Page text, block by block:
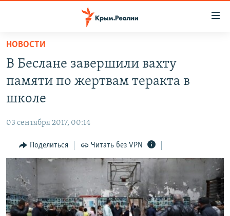
Вернуться
основному
содержанию
главной
навигации
Вернутся
11 ЛЕТ ОККУПАЦИИ КРЫМА. 11 ИСТОРИЙ СОПРОТИВЛЕНИЯ
ЕЩЕ
ИНТЕРАКТИВ
ИНФОГРАФИКА
ТЕЛЕПРОЕКТ КРЫМ.РЕАЛИИ
СОВЕТЫ ПРАВОЗАЩИТНИКОВ
РАДІО СВОБОДА
КАК ОБОЙТИ БЛОКИРОВКУ
Українською
Qırımtatar
НОВОСТИ
В Беслане завершили вахту
памяти по жертвам теракта в
школе
03 сентября 2017, 00:14
Поделиться Читать без VPN